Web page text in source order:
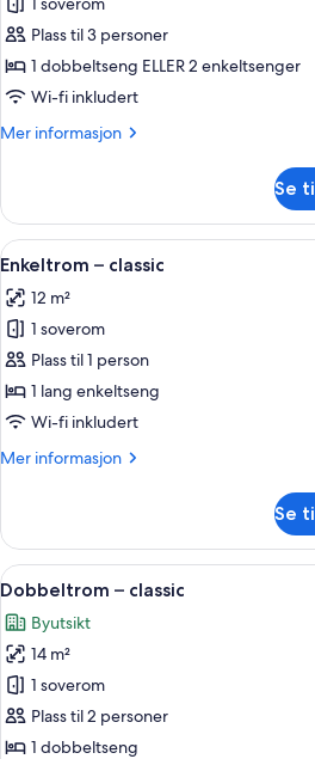
–
junior,
utsikt
innsjø
Plass til 3 personer
1 dobbeltseng ELLER 2 enkeltsenger
Wi-fi inkludert
Mer informasjon
Mer
–
junior,
utsikt
innsjø
Se
Åpne
alle
bildene
av
Enkeltrom
–
classic
4
Enkeltrom – classic
12 m²
1 soverom
Plass til 1 person
1 lang enkeltseng
Wi-fi inkludert
Mer informasjon
Mer
–
classic
Se
Åpne
alle
bildene
av
Dobbeltrom
–
classic
1
Dobbeltrom – classic
Byutsikt
14 m²
1 soverom
Plass til 2 personer
1 dobbeltseng